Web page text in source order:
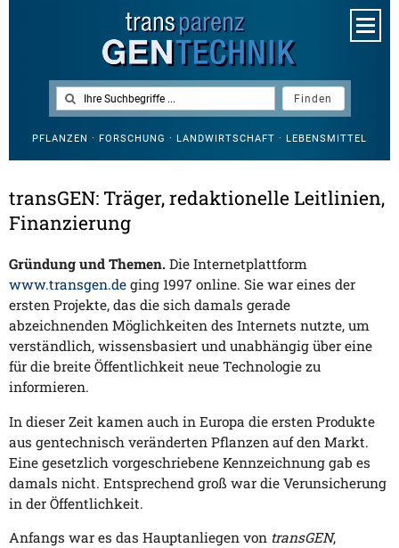
PFLANZEN · FORSCHUNG · LANDWIRTSCHAFT · LEBENSMITTEL
transGEN: Träger, redaktionelle Leitlinien,
Finanzierung
Gründung und Themen. Die Internetplattform
www.transgen.de ging 1997 online. Sie war eines der
ersten Projekte, das die sich damals gerade
abzeichnenden Möglichkeiten des Internets nutzte, um
verständlich, wissensbasiert und unabhängig über eine
für die breite Öffentlichkeit neue Technologie zu
informieren.
In dieser Zeit kamen auch in Europa die ersten Produkte
aus gentechnisch veränderten Pflanzen auf den Markt.
Eine gesetzlich vorgeschriebene Kennzeichnung gab es
damals nicht. Entsprechend groß war die Verunsicherung
in der Öffentlichkeit.
Anfangs war es das Hauptanliegen von transGEN,